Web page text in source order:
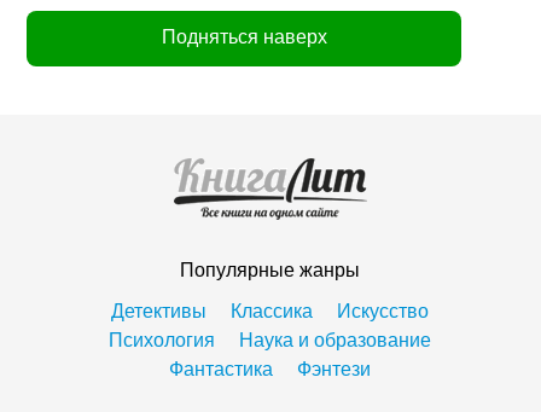
Подняться наверх
Популярные жанры
Детективы
Классика
Искусство
Психология
Наука и образование
Фантастика
Фэнтези